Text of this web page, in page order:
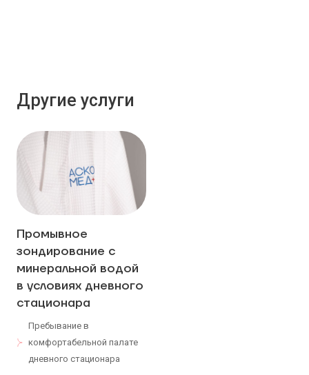
Другие услуги
Промывное
зондирование с
минеральной водой
в условиях дневного
стационара
Пребывание в
комфортабельной палате
дневного стационара